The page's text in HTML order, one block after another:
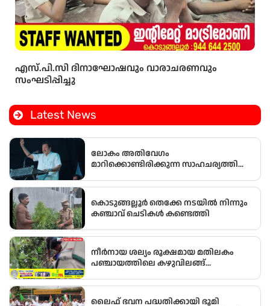
എസ്.പി.സി ദിനാഘോഷവും വാരാചരണവും
സംഘടിപ്പിച്ചു
Latest News
ലോകം അതിവേഗം
മാറിക്കൊണ്ടിരിക്കുന്ന സാഹചര്യത്തിൽ
വിദ്യാഭ്യാസം സ്കൂൾ തലത്തിൽ തന്നെ
വിദ്യാർഥികൾക്ക് ലഭ്യമാക്കുകയാണ്
സർക്കാരിന്റെ ലക്ഷ്യമെന്ന് സംസ്ഥാന
വിദ്യാഭ്യാസ മന്ത്രി അഡ്വ.എൻ. ഷംസുദ്ദീൻ
കൊടുങ്ങല്ലൂർ തെക്കേ നടയിൽ നിന്നും
കഞ്ചാവ് ചെടികൾ കണ്ടെത്തി
നീർനായ ശല്യം രൂക്ഷമായ മതിലകം
പഞ്ചായത്തിലെ കഴുവിലങ്ങ്
ആശ്വാസമായി വനംവകുപ്പ് കുളങ്ങളിൽ
കൂടുകൾ സ്ഥാപിച്ചു.
ലൈഫ് ഭവന പദ്ധതിക്കായി ഭൂമി